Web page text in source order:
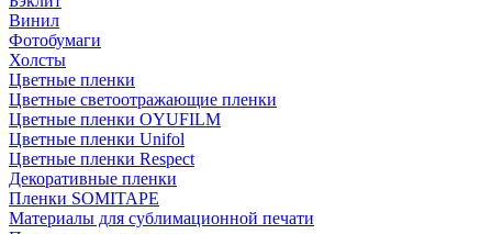
Винил
Фотобумаги
Холсты
Цветные пленки
Цветные светоотражающие пленки
Цветные пленки OYUFILM
Цветные пленки Unifol
Цветные пленки Respect
Декоративные пленки
Пленки SOMITAPE
Материалы для сублимационной печати